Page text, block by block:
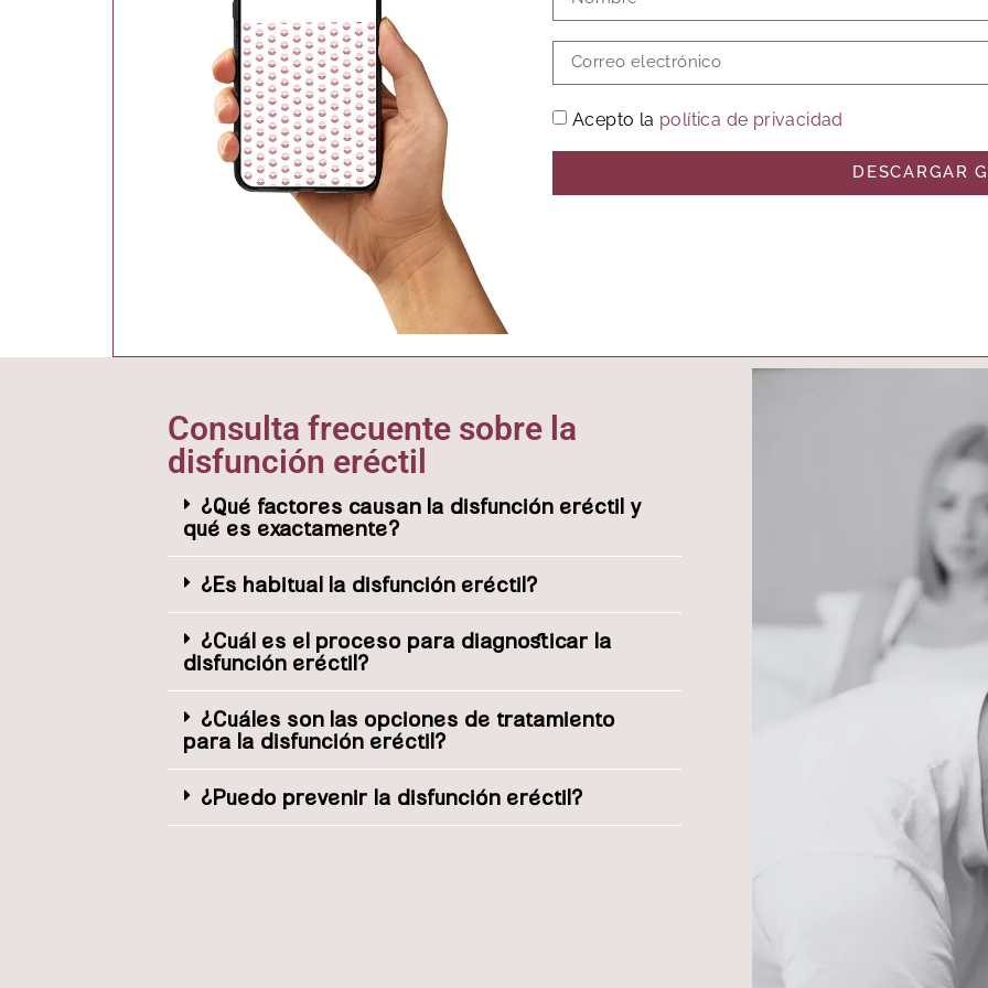
Acepto la política de privacidad
DESCARGAR
Consulta frecuente sobre la
disfunción eréctil
¿Qué factores causan la disfunción eréctil y
qué es exactamente?
¿Es habitual la disfunción eréctil?
¿Cuál es el proceso para diagnosticar la
disfunción eréctil?
¿Cuáles son las opciones de tratamiento
para la disfunción eréctil?
¿Puedo prevenir la disfunción eréctil?